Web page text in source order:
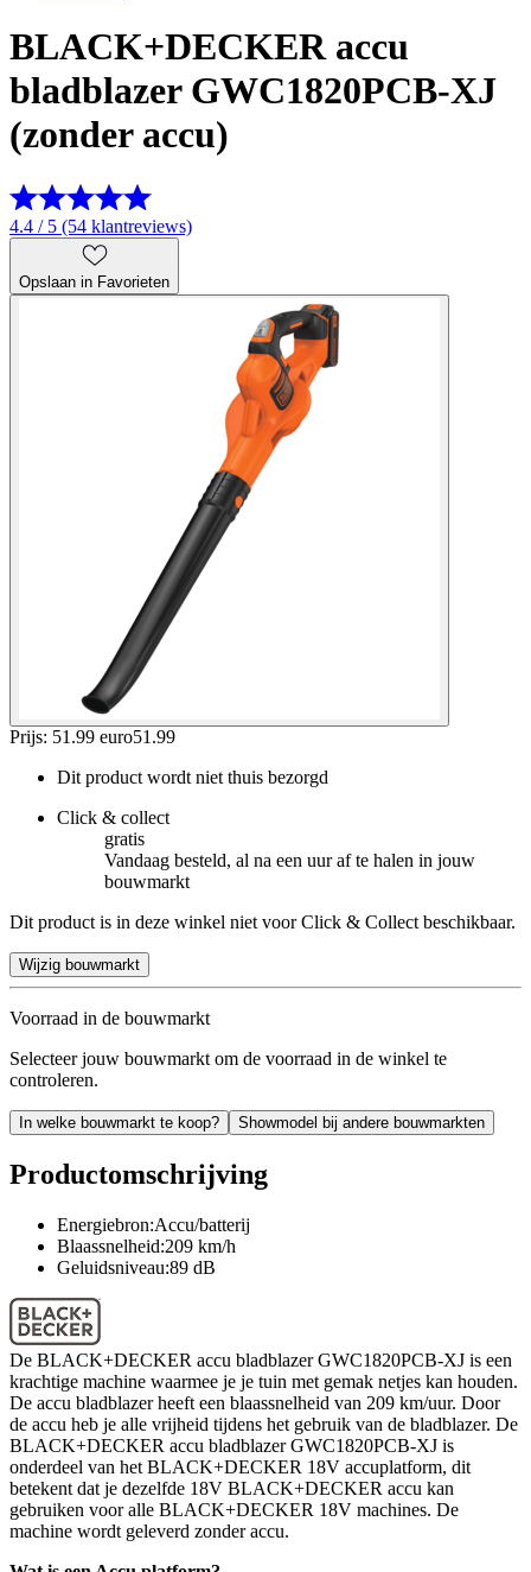
BLACK+DECKER accu
bladblazer GWC1820PCB-XJ
(zonder accu)
4.4 / 5 (54 klantreviews)
Opslaan in Favorieten
Prijs: 51.99 euro51 .99
Dit product wordt niet thuis bezorgd
Click & collect
gratis
Vandaag besteld, al na een uur af te halen in jouw
bouwmarkt
Dit product is in deze winkel niet voor Click & Collect beschikbaar.
Wijzig bouwmarkt
Voorraad in de bouwmarkt
Selecteer jouw bouwmarkt om de voorraad in de winkel te
controleren.
In welke bouwmarkt te koop? Showmodel bij andere bouwmarkten
Productomschrijving
Energiebron:Accu/batterij
Blaassnelheid:209 km/h
Geluidsniveau:89 dB
De BLACK+DECKER accu bladblazer GWC1820PCB-XJ is een
krachtige machine waarmee je je tuin met gemak netjes kan houden.
De accu bladblazer heeft een blaassnelheid van 209 km/uur. Door
de accu heb je alle vrijheid tijdens het gebruik van de bladblazer. De
BLACK+DECKER accu bladblazer GWC1820PCB-XJ is
onderdeel van het BLACK+DECKER 18V accuplatform, dit
betekent dat je dezelfde 18V BLACK+DECKER accu kan
gebruiken voor alle BLACK+DECKER 18V machines. De
machine wordt geleverd zonder accu.